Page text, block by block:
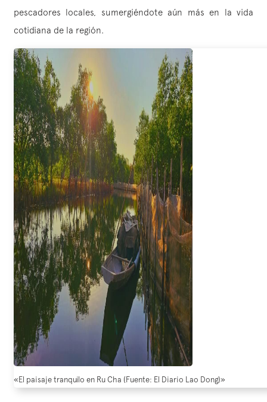
pescadores locales, sumergiéndote aún más en la vida
cotidiana de la región.
«El paisaje tranquilo en Ru Cha (Fuente: El Diario Lao Dong)»